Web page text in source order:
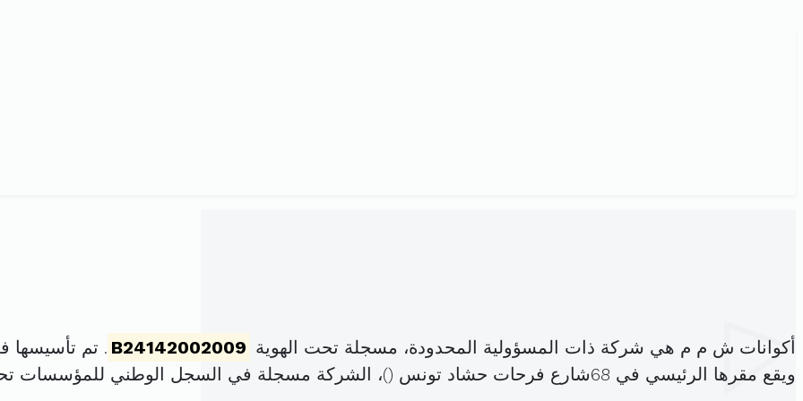
أكوانات ش م م هي شركة ذات المسؤولية المحدودة، مسجلة تحت الهوية B24142002009 . تم تأسيسها في 22 سبتمبر 2009 برأس
ويقع مقرها الرئيسي في 68شارع فرحات حشاد تونس (
)، الشركة مسجلة في السجل الوطني للمؤسسات